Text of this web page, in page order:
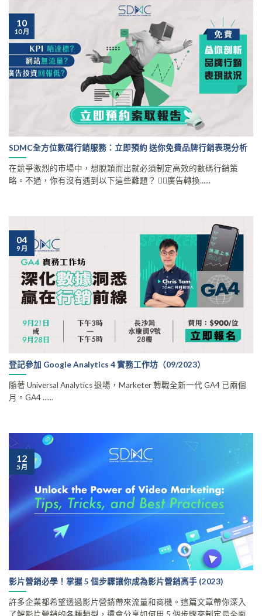
SDMC全方位數碼行銷服務：立即預約 送你免費品牌行銷表現分析
在競爭激烈的市場中，想脫穎而出就必須制定高效的數碼行銷策
略。不過，你有沒有遇到以下這些難題？ 🤷‍♀️廣告轉換......
10
10 月
登記參加 Google Analytics 4 實務工作坊（09/2023）
隨著 Universal Analytics 退場，Marketer 轉戰全新一代 GA4 已兩個
月。GA4 ......
04
9 月
影片營銷必學！掌握 5 個步驟讓你成為影片營銷高手 (2023)
許多企業都希望透過影片營銷帶來流量和商機。這篇文章帶你深入
了解影片營銷的各種類型，還會分享如何用 5 個步驟來制定最全面
12
5 月